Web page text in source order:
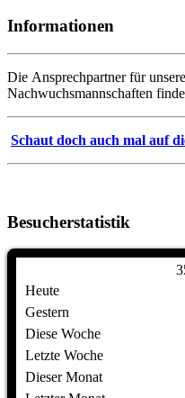
Informationen
Die Ansprechpartner für
Nachwuchsmannschaften
Schaut doch auch mal auf
Besucherstatistik
3
Heute
Gestern
Diese Woche
Letzte Woche
Dieser Monat